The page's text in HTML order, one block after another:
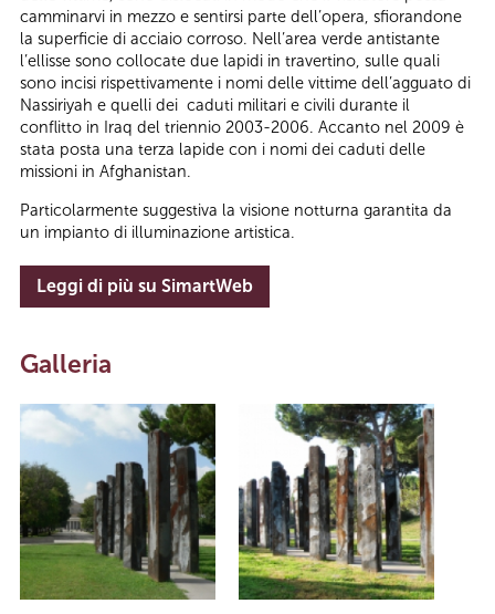
camminarvi in mezzo e sentirsi parte dell’opera, sfiorandone
la superficie di acciaio corroso. Nell’area verde antistante
l’ellisse sono collocate due lapidi in travertino, sulle quali
sono incisi rispettivamente i nomi delle vittime dell’agguato di
Nassiriyah e quelli dei caduti militari e civili durante il
conflitto in Iraq del triennio 2003-2006. Accanto nel 2009 è
stata posta una terza lapide con i nomi dei caduti delle
missioni in Afghanistan.
Particolarmente suggestiva la visione notturna garantita da
un impianto di illuminazione artistica.
Leggi di più su SimartWeb
Galleria